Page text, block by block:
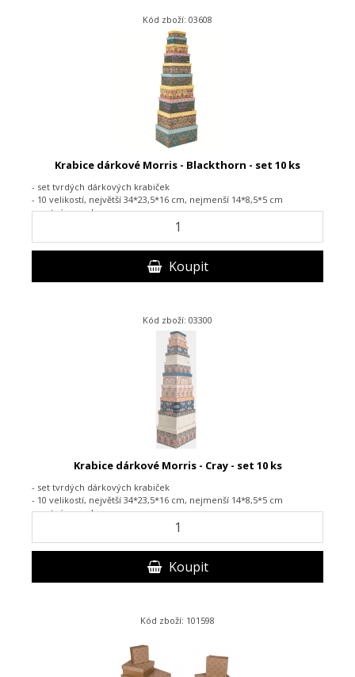
Kód zboží: 03608
Krabice dárkové Morris - Blackthorn - set 10 ks
- set tvrdých dárkových krabiček
- 10 velikostí, největší 34*23,5*16 cm, nejmenší 14*8,5*5 cm
- matný povrch
Koupit
Kód zboží: 03300
Krabice dárkové Morris - Cray - set 10 ks
- set tvrdých dárkových krabiček
- 10 velikostí, největší 34*23,5*16 cm, nejmenší 14*8,5*5 cm
- matný povrch
Koupit
Kód zboží: 101598